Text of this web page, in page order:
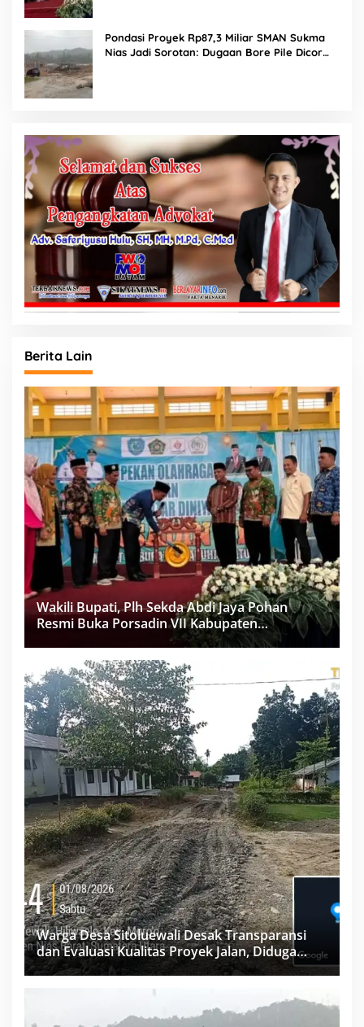
Pondasi Proyek Rp87,3 Miliar SMAN Sukma
Nias Jadi Sorotan: Dugaan Bore Pile Dicor
Berita Lain
Wakili Bupati, Plh Sekda Abdi Jaya Pohan
Resmi Buka Porsadin VII Kabupaten
Warga Desa Sitoluewali Desak Transparansi
dan Evaluasi Kualitas Proyek Jalan, Diduga
Minim Informasi